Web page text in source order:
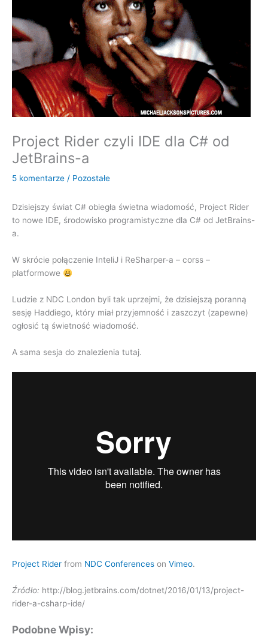
Project Rider czyli IDE dla C# od
JetBrains-a
5 komentarze / Pozostałe
Dzisiejszy świat C# obiegła świetna wiadomość, Project Rider
to nowe IDE, środowisko programistyczne dla C# od JetBrains-
a.
W skrócie połączenie InteliJ i ReSharper-a – corss –
platformowe
Ludzie z NDC London byli tak uprzejmi, że dzisiejszą poranną
sesję Haddiego, który miał przyjemność i zaszczyt (zapewne)
ogłosić tą świetność wiadomość.
A sama sesja do znalezienia tutaj.
Project Rider from NDC Conferences on Vimeo.
Źródło: http://blog.jetbrains.com/dotnet/2016/01/13/project-
rider-a-csharp-ide/
Podobne Wpisy: